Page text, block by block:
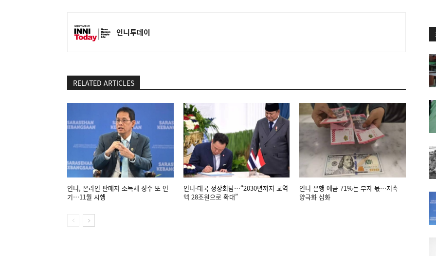
인니투데이
RELATED ARTICLES
인니, 온라인 판매자 소득세 징수 또 연
기…11월 시행
인니·태국 정상회담…“2030년까지 교역
액 28조원으로 확대”
인니 은행 예금 71%는 부자 몫…저축
양극화 심화